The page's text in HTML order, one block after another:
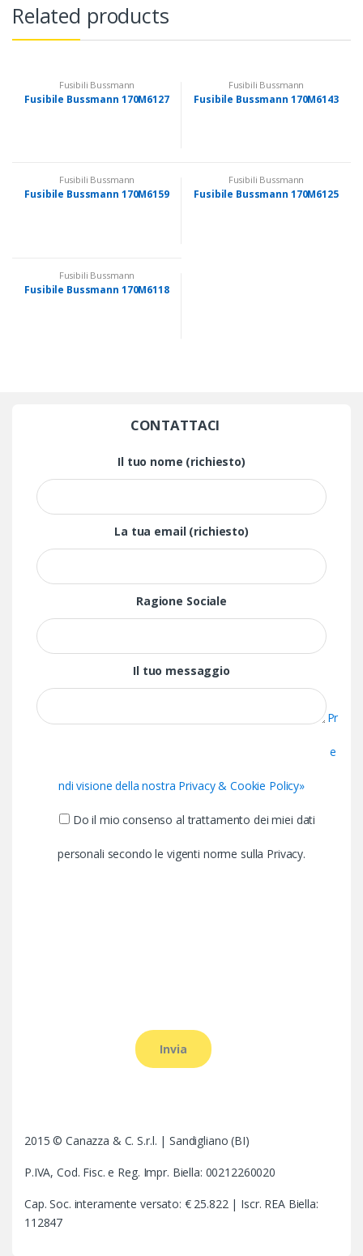
Related products
Fusibili Bussmann
Fusibile Bussmann 170M6127
Fusibili Bussmann
Fusibile Bussmann 170M6143
Fusibili Bussmann
Fusibile Bussmann 170M6159
Fusibili Bussmann
Fusibile Bussmann 170M6125
Fusibili Bussmann
Fusibile Bussmann 170M6118
CONTATTACI
Il tuo nome (richiesto)
La tua email (richiesto)
Ragione Sociale
Il tuo messaggio
Pr
e
ndi visione della nostra Privacy & Cookie Policy»
Do il mio consenso al trattamento dei miei dati
personali secondo le vigenti norme sulla Privacy.
2015 © Canazza & C. S.r.l. | Sandigliano (BI)
P.IVA, Cod. Fisc. e Reg. Impr. Biella: 00212260020
Cap. Soc. interamente versato: € 25.822 | Iscr. REA Biella:
112847